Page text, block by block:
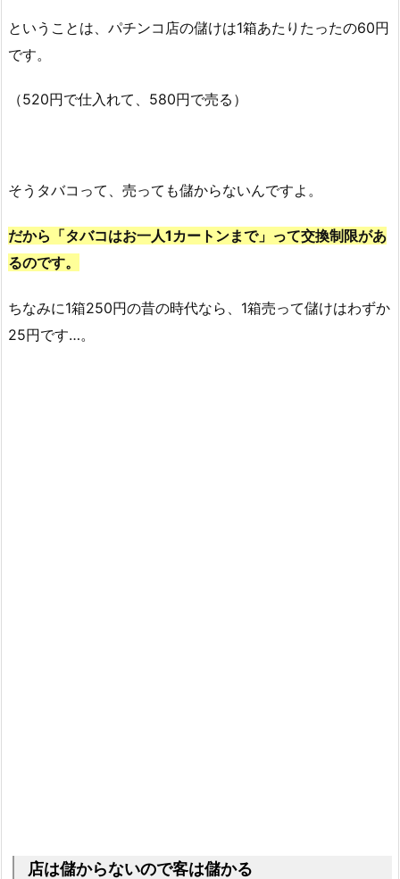
ということは、パチンコ店の儲けは1箱あたりたったの60円
です。
（520円で仕入れて、580円で売る）
そうタバコって、売っても儲からないんですよ。
だから「タバコはお一人1カートンまで」って交換制限があ
るのです。
ちなみに1箱250円の昔の時代なら、1箱売って儲けはわずか
25円です…。
店は儲からないので客は儲かる